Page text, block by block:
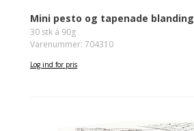
Mini pesto og tapenade blanding
30 stk á 90g
Varenummer: 704310
Log ind for pris